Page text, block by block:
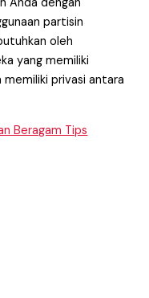
partisin
oleh
yang memiliki
privasi antara
Beragam Tips